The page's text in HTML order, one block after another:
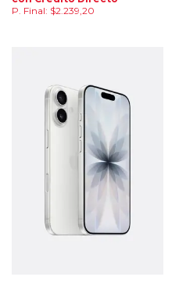
P. Final: $2.239,20